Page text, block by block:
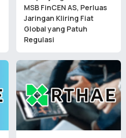
MSB FinCEN AS, Perluas
Jaringan Kliring Fiat
Global yang Patuh
Regulasi